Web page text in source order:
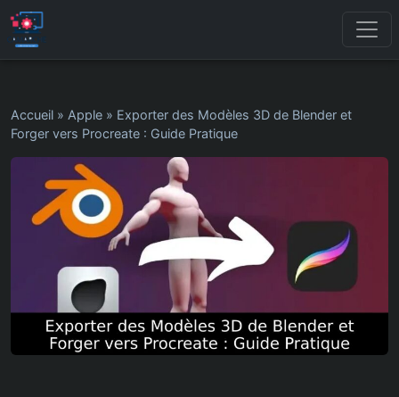
Accueil » Apple » Exporter des Modèles 3D de Blender et
Forger vers Procreate : Guide Pratique